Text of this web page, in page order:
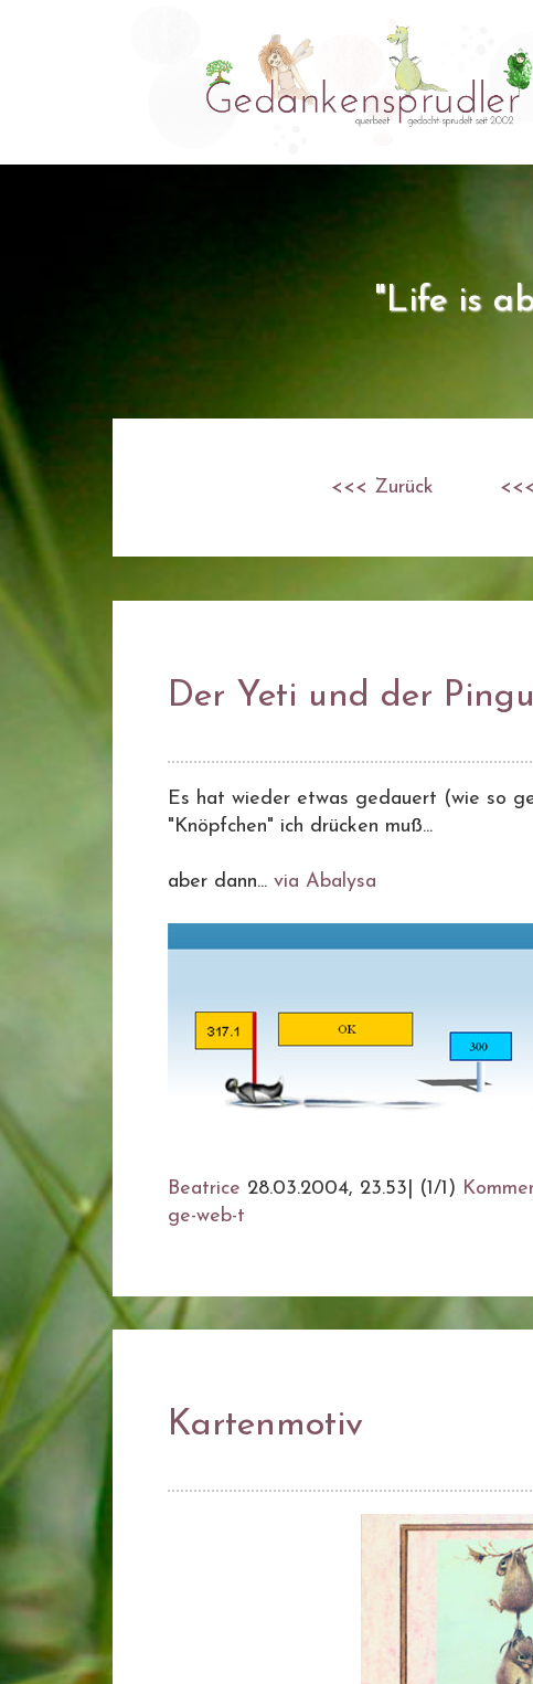
"Life is
<<< Zurück
Der Yeti und der
Es hat wieder etwas gedauert (wie so
"Knöpfchen" ich drücken muß...
aber dann... via Abalysa
Beatrice 28.03.2004, 23.53 (1/1)
ge-web-t
Kartenmotiv